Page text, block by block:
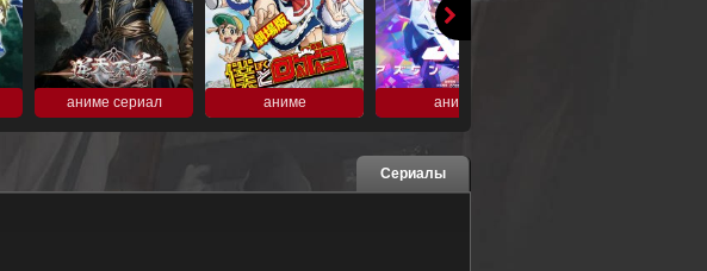
аниме сериал аниме аниме
Сериалы